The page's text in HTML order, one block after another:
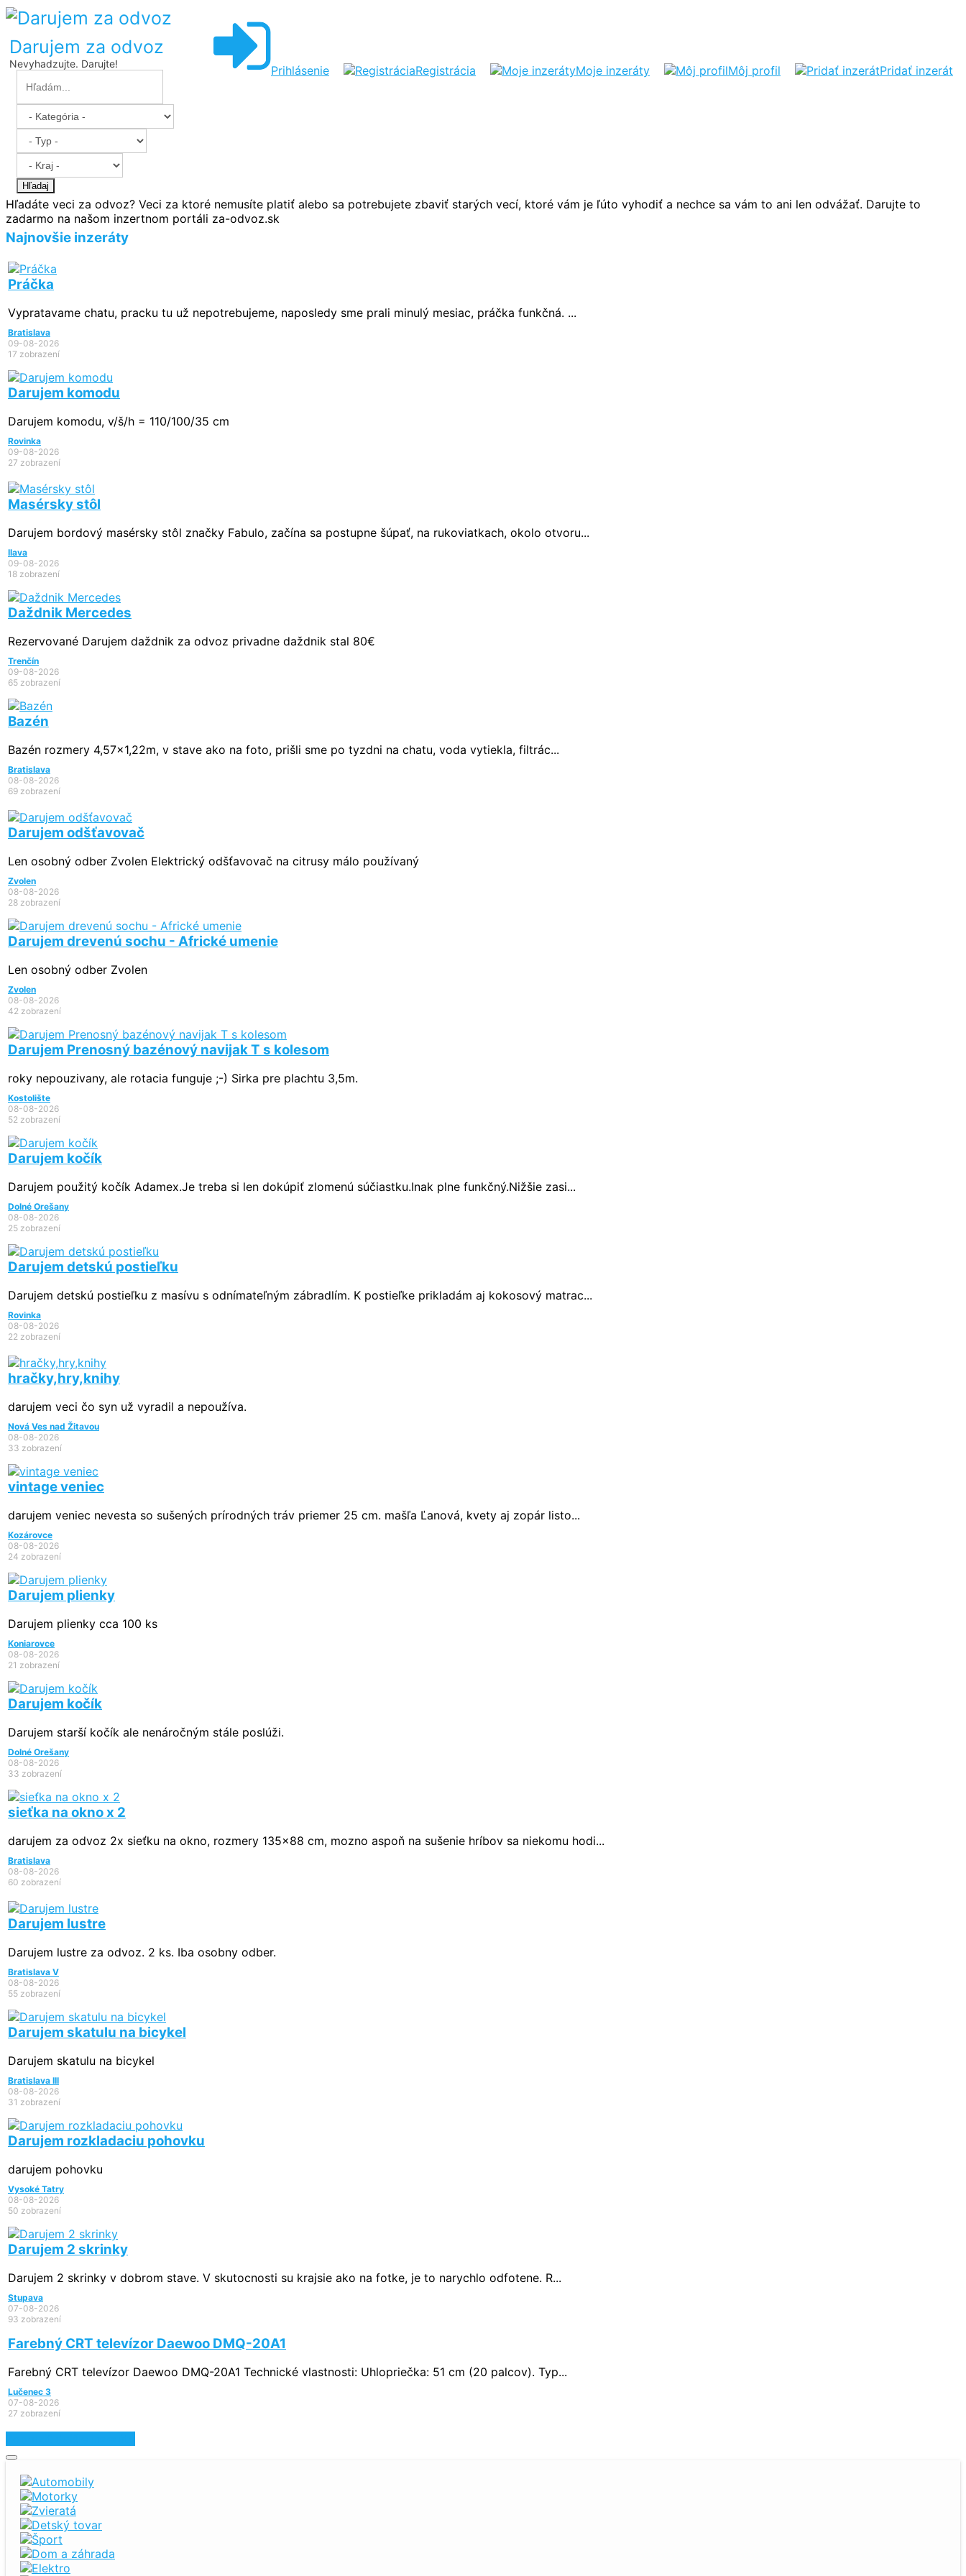
Prihlásenie Registrácia Moje inzeráty Môj profil Pridať inzerát
Darujem za odvoz
Nevyhadzujte. Darujte!
Hľadaj
Hľadáte veci za odvoz? Veci za ktoré nemusíte platiť alebo sa potrebujete zbaviť starých vecí, ktoré vám je ľúto vyhodiť a nechce sa vám to ani len odvážať. Darujte to
zadarmo na našom inzertnom portáli za-odvoz.sk
Najnovšie inzeráty
Práčka
Vypratavame chatu, pracku tu už nepotrebujeme, naposledy sme prali minulý mesiac, práčka funkčná. ...
Bratislava
09-08-2026
17 zobrazení
Darujem komodu
Darujem komodu, v/š/h = 110/100/35 cm
Rovinka
09-08-2026
27 zobrazení
Masérsky stôl
Darujem bordový masérsky stôl značky Fabulo, začína sa postupne šúpať, na rukoviatkach, okolo otvoru...
Ilava
09-08-2026
18 zobrazení
Daždnik Mercedes
Rezervované Darujem daždnik za odvoz privadne daždnik stal 80€
Trenčín
09-08-2026
65 zobrazení
Bazén
Bazén rozmery 4,57x1,22m, v stave ako na foto, prišli sme po tyzdni na chatu, voda vytiekla, filtrác...
Bratislava
08-08-2026
69 zobrazení
Darujem odšťavovač
Len osobný odber Zvolen Elektrický odšťavovač na citrusy málo používaný
Zvolen
08-08-2026
28 zobrazení
Darujem drevenú sochu - Africké umenie
Len osobný odber Zvolen
Zvolen
08-08-2026
42 zobrazení
Darujem Prenosný bazénový navijak T s kolesom
roky nepouzivany, ale rotacia funguje ;-) Sirka pre plachtu 3,5m.
Kostolište
08-08-2026
52 zobrazení
Darujem kočík
Darujem použitý kočík Adamex.Je treba si len dokúpiť zlomenú súčiastku.Inak plne funkčný.Nižšie zasi...
Dolné Orešany
08-08-2026
25 zobrazení
Darujem detskú postieľku
Darujem detskú postieľku z masívu s odnímateľným zábradlím. K postieľke prikladám aj kokosový matrac...
Rovinka
08-08-2026
22 zobrazení
hračky,hry,knihy
darujem veci čo syn už vyradil a nepoužíva.
Nová Ves nad Žitavou
08-08-2026
33 zobrazení
vintage veniec
darujem veniec nevesta so sušených prírodných tráv priemer 25 cm. mašľa Ľanová, kvety aj zopár listo...
Kozárovce
08-08-2026
24 zobrazení
Darujem plienky
Darujem plienky cca 100 ks
Koniarovce
08-08-2026
21 zobrazení
Darujem kočík
Darujem starší kočík ale nenáročným stále poslúži.
Dolné Orešany
08-08-2026
33 zobrazení
sieťka na okno x 2
darujem za odvoz 2x sieťku na okno, rozmery 135x88 cm, mozno aspoň na sušenie hríbov sa niekomu hodi...
Bratislava
08-08-2026
60 zobrazení
Darujem lustre
Darujem lustre za odvoz. 2 ks. Iba osobny odber.
Bratislava V
08-08-2026
55 zobrazení
Darujem skatulu na bicykel
Darujem skatulu na bicykel
Bratislava III
08-08-2026
31 zobrazení
Darujem rozkladaciu pohovku
darujem pohovku
Vysoké Tatry
08-08-2026
50 zobrazení
Darujem 2 skrinky
Darujem 2 skrinky v dobrom stave. V skutocnosti su krajsie ako na fotke, je to narychlo odfotene. R...
Stupava
07-08-2026
93 zobrazení
Farebný CRT televízor Daewoo DMQ-20A1
Farebný CRT televízor Daewoo DMQ-20A1 Technické vlastnosti: Uhlopriečka: 51 cm (20 palcov). Typ...
Lučenec 3
07-08-2026
27 zobrazení
Automobily
Motorky
Zvieratá
Detský tovar
Šport
Dom a záhrada
Elektro